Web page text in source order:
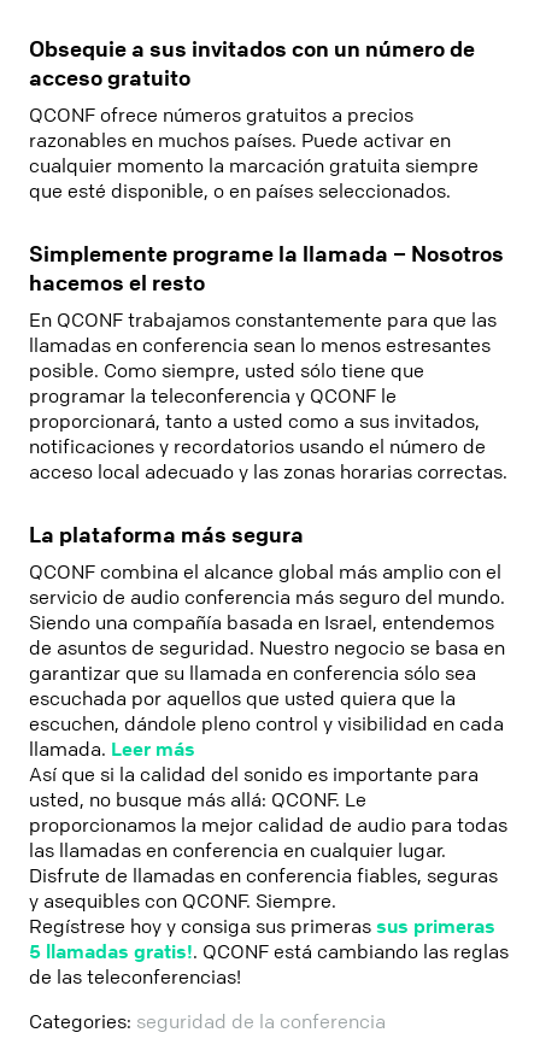
Obsequie a sus invitados con un número de
acceso gratuito
QCONF ofrece números gratuitos a precios
razonables en muchos países. Puede activar en
cualquier momento la marcación gratuita siempre
que esté disponible, o en países seleccionados.
Simplemente programe la llamada – Nosotros
hacemos el resto
En QCONF trabajamos constantemente para que las
llamadas en conferencia sean lo menos estresantes
posible. Como siempre, usted sólo tiene que
programar la teleconferencia y QCONF le
proporcionará, tanto a usted como a sus invitados,
notificaciones y recordatorios usando el número de
acceso local adecuado y las zonas horarias correctas.
La plataforma más segura
QCONF combina el alcance global más amplio con el
servicio de audio conferencia más seguro del mundo.
Siendo una compañía basada en Israel, entendemos
de asuntos de seguridad. Nuestro negocio se basa en
garantizar que su llamada en conferencia sólo sea
escuchada por aquellos que usted quiera que la
escuchen, dándole pleno control y visibilidad en cada
llamada. Leer más
Así que si la calidad del sonido es importante para
usted, no busque más allá: QCONF. Le
proporcionamos la mejor calidad de audio para todas
las llamadas en conferencia en cualquier lugar.
Disfrute de llamadas en conferencia fiables, seguras
y asequibles con QCONF. Siempre.
Regístrese hoy y consiga sus primerassus primeras
5 llamadas gratis!. QCONF está cambiando las reglas
de las teleconferencias!
Categories: seguridad de la conferencia